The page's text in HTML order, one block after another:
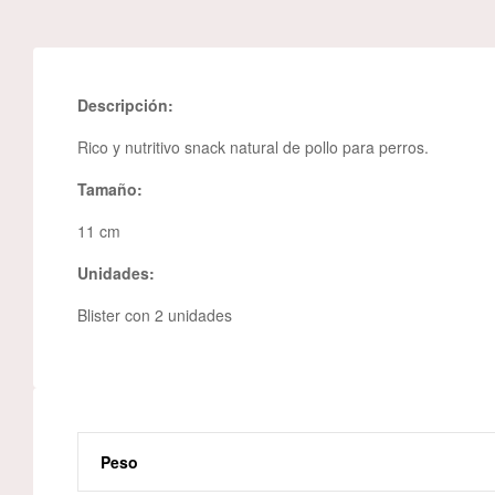
Descripción:
Rico y nutritivo snack natural de pollo para perros.
Tamaño:
11 cm
Unidades:
Blister con 2 unidades
Peso